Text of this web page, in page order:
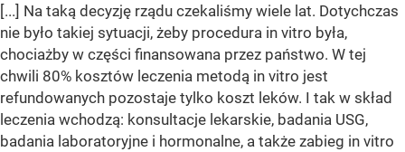
[...] Na taką decyzję rządu czekaliśmy wiele lat. Dotychczas
nie było takiej sytuacji, żeby procedura in vitro była,
chociażby w części finansowana przez państwo. W tej
chwili 80% kosztów leczenia metodą in vitro jest
refundowanych pozostaje tylko koszt leków. I tak w skład
leczenia wchodzą: konsultacje lekarskie, badania USG,
badania laboratoryjne i hormonalne, a także zabieg in vitro